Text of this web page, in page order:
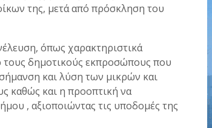
της, μετά από πρόσκληση του
όπως χαρακτηριστικά
τους δημοτικούς εκπροσώπους που
και λύση των μικρών και
καθώς και η προοπτική να
, αξιοποιώντας τις υποδομές της